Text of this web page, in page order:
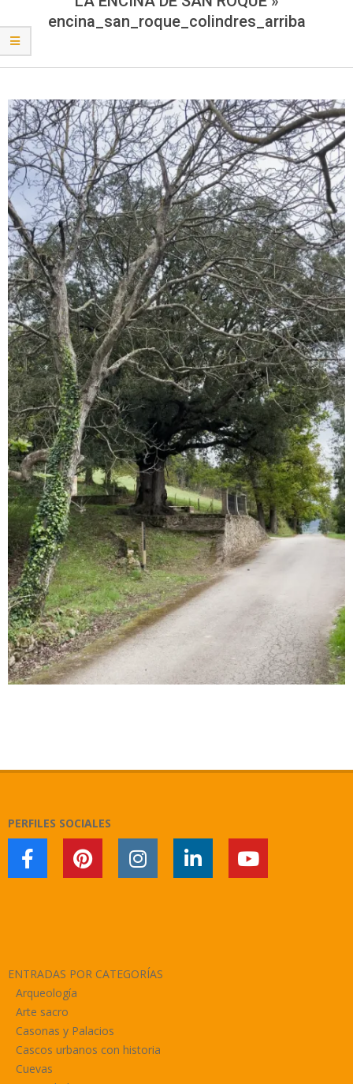
encina_san_roque_colindres_arriba
PERFILES SOCIALES
ENTRADAS POR CATEGORÍAS
Arqueología
Arte sacro
Casonas y Palacios
Cascos urbanos con historia
Cuevas